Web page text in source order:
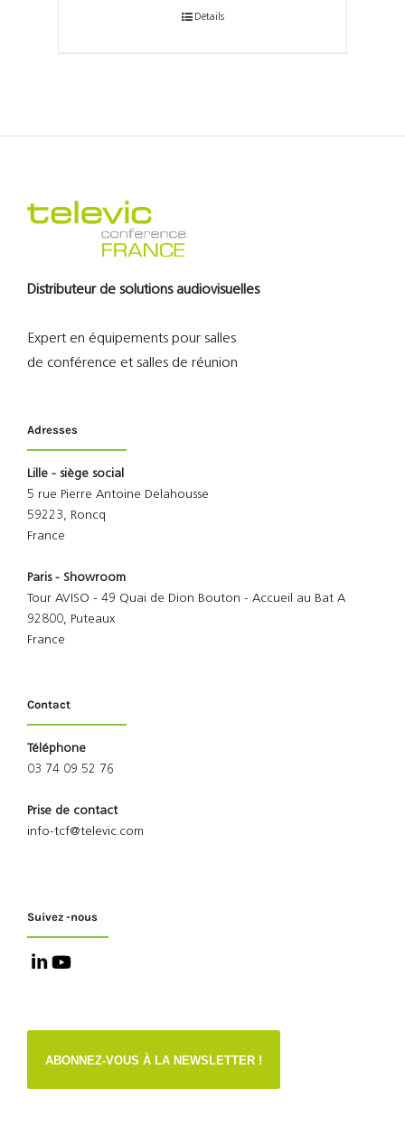
Détails
Distributeur de solutions audiovisuelles
Expert en équipements pour salles
de conférence et salles de réunion
Adresses
Lille - siège social
5 rue Pierre Antoine Delahousse
59223, Roncq
France
Paris - Showroom
Tour AVISO - 49 Quai de Dion Bouton - Accueil au Bat A
92800, Puteaux
France
Contact
Téléphone
03 74 09 52 76
Prise de contact
info-tcf@televic.com
Suivez -nous
ABONNEZ-VOUS À LA NEWSLETTER !